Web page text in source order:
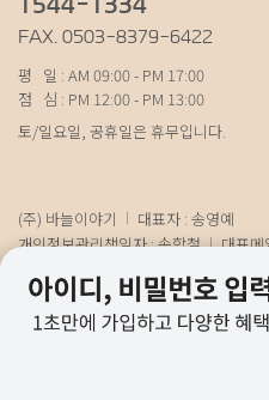
FAX. 0503-8379-6422
평 일 : AM 09:00 - PM 17:00
점 심 : PM 12:00 - PM 13:00
토/일요일, 공휴일은 휴무입니다.
(주) 바늘이야기
대표자 : 송영예
개인정보관리책임자 : 송학철
대표
대문구 연희로11가길 15 (물류) 경기
사업자번호 : 674-88-00100[사업자정